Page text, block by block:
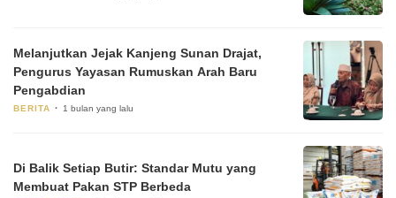
Melanjutkan Jejak Kanjeng Sunan Drajat,
Pengurus Yayasan Rumuskan Arah Baru
Pengabdian
BERITA 1 bulan yang lalu
Di Balik Setiap Butir: Standar Mutu yang
Membuat Pakan STP Berbeda